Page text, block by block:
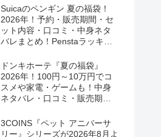
Suicaのペンギン 夏の福袋！
2026年！予約・販売期間・セ
ット内容・口コミ・中身ネタ
バレまとめ！Penstaラッキー
2026/8/8より新発売！
ドンキホーテ『夏の福袋』
2026年！100円～10万円でコ
スメや家電・ゲームも！中身
ネタバレ・口コミ・販売期
3COINS『ペット アニバーサ
リー』シリーズが2026年8月よ